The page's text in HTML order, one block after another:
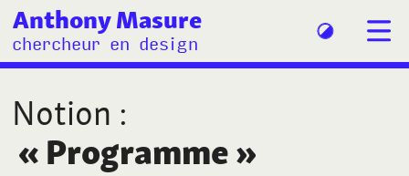
Anthony Masure
chercheur en design
Notion :
« Programme»